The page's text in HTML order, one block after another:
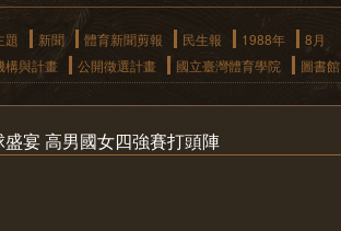
題 新聞 體育新聞剪報 民生報 1988年
8月
構與計畫 公開徵選計畫 國立臺灣體育學院 圖書館
宴 高男國女四強賽打頭陣